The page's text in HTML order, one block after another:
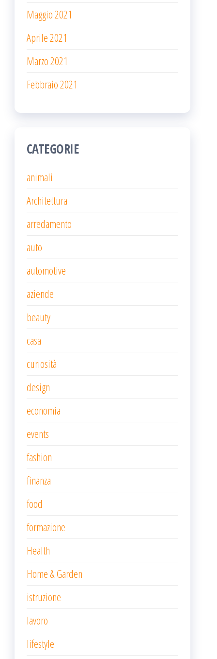
Maggio 2021
Aprile 2021
Marzo 2021
Febbraio 2021
CATEGORIE
animali
Architettura
arredamento
auto
automotive
aziende
beauty
casa
curiosità
design
economia
events
fashion
finanza
food
formazione
Health
Home & Garden
istruzione
lavoro
lifestyle